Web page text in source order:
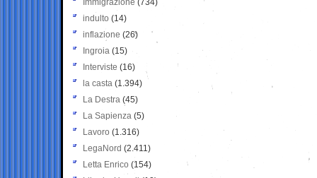
Immigrazione (734)
indulto (14)
inflazione (26)
Ingroia (15)
Interviste (16)
la casta (1.394)
La Destra (45)
La Sapienza (5)
Lavoro (1.316)
LegaNord (2.411)
Letta Enrico (154)